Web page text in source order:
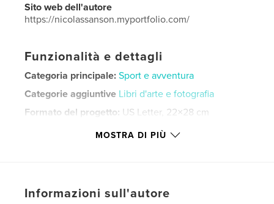
Sito web dell'autore
https://nicolassanson.myportfolio.com/
Funzionalità e dettagli
Categoria principale: Sport e avventura
Categorie aggiuntive Libri d'arte e fotografia
Formato del progetto: US Letter, 22×28 cm
cycling , photo de sport , sport
MOSTRA DI PIÙ
Informazioni sull'autore